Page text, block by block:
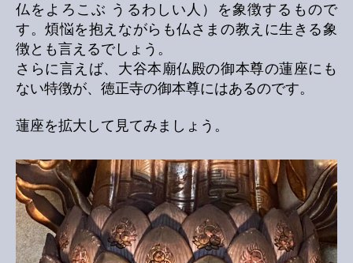
仏をよろこぶ うるわしい人）を象徴するもので
す。煩悩を抱えながらも仏さまの教えに生きる象
徴とも言えるでしょう。
さらに言えば、大谷本廟仏殿の御本尊の蓮座にも
ない特徴が、徳正寺の御本尊にはあるのです。
蓮座を拡大して見てみましょう。